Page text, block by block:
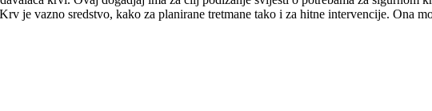
je vazno sredstvo, kako za planirane tretmane tako i za hitne intervencije. Ona